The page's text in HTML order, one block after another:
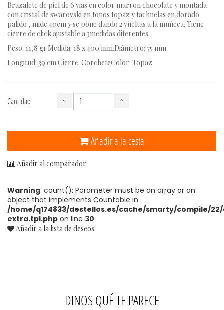
Brazalete de piel de 6 vias en color marron chocolate y montada
con cristal de swarovski en tonos topaz y tachuelas en dorado
palido , mide 40cm y se pone dando 2 vueltas a la muñeca. Tiene
cierre de click ajustable a 3medidas diferentes.
Peso: 11,8 gr.Medida: 18 x 400 mm.Diámetro: 75 mm.
Longitud: 39 cm.Cierre: CorcheteColor: Topaz
Cantidad
Añadir a la cesta
Añadir al comparador
Warning: count(): Parameter must be an array or an
object that implements Countable in
/home/q174833/destellos.es/cache/smarty/compile/22/
extra.tpl.php on line 30
Añadir a la lista de deseos
DINOS QUÉ TE PARECE